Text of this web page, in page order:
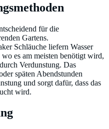
für die
Gartens.
Schläuche liefern Wasser
es am meisten benötigt wird,
Verdunstung. Das
späten Abendstunden
und sorgt dafür, dass das
wird.